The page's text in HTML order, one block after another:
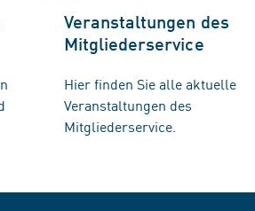
Veranstaltungen des
Mitgliederservice
Hier finden Sie alle aktuelle
Veranstaltungen des
Mitgliederservice.